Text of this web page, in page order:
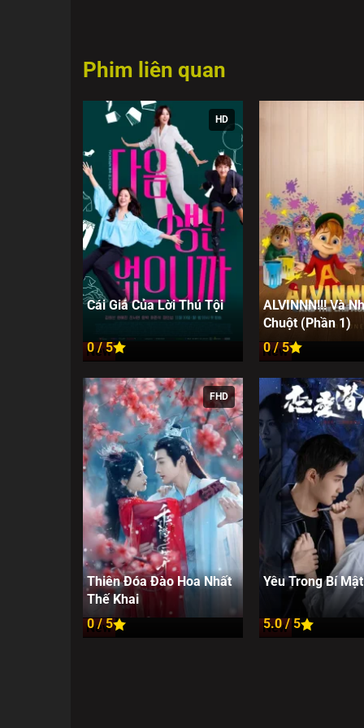
Phim liên quan
HD
New
Cái Giá Của Lời Thú Tội
0 / 5 New
ALVINNN!!! Và
Chuột (Phần 1)
0 / 5
FHD
New
Thiên Đóa Đào Hoa Nhất
Thế Khai
0 / 5
New
Yêu Trong Bí Mật
5.0 / 5